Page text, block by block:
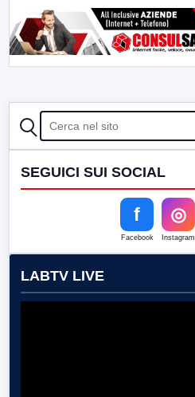
CERCA
SEGUICI SUI SOCIAL
f
Facebook
◎
Instagram
LABTV LIVE